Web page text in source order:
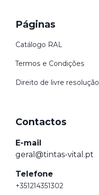
Páginas
Catálogo RAL
Termos e Condições
Direito de livre resolução
Contactos
E-mail
geral@tintas-vital.pt
Telefone
+351214351302